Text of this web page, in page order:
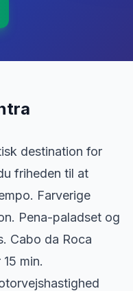
destination for
friheden til at
Farverige
Pena-paladset og
Cabo da Roca
min.